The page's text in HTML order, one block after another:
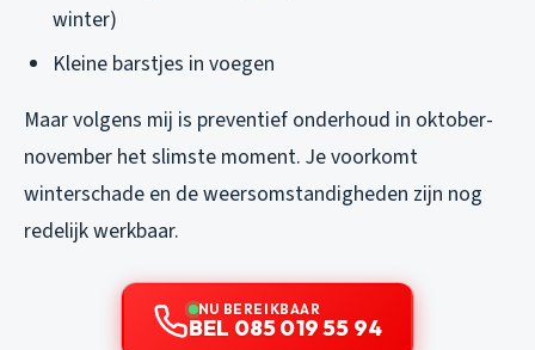
winter)
Kleine barstjes in voegen
Maar volgens mij is preventief onderhoud in oktober-
november het slimste moment. Je voorkomt
winterschade en de weersomstandigheden zijn nog
redelijk werkbaar.
NU BEREIKBAAR
BEL 085 019 55 94